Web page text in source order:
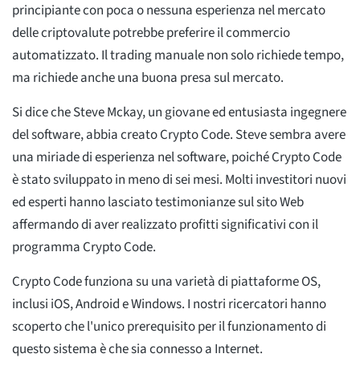
principiante con poca o nessuna esperienza nel mercato
delle criptovalute potrebbe preferire il commercio
automatizzato. Il trading manuale non solo richiede tempo,
ma richiede anche una buona presa sul mercato.
Si dice che Steve Mckay, un giovane ed entusiasta ingegnere
del software, abbia creato Crypto Code. Steve sembra avere
una miriade di esperienza nel software, poiché Crypto Code
è stato sviluppato in meno di sei mesi. Molti investitori nuovi
ed esperti hanno lasciato testimonianze sul sito Web
affermando di aver realizzato profitti significativi con il
programma Crypto Code.
Crypto Code funziona su una varietà di piattaforme OS,
inclusi iOS, Android e Windows. I nostri ricercatori hanno
scoperto che l'unico prerequisito per il funzionamento di
questo sistema è che sia connesso a Internet.